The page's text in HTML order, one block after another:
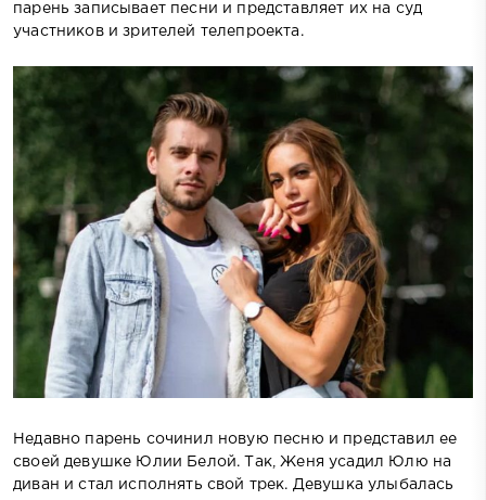
парень записывает песни и представляет их на суд
участников и зрителей телепроекта.
Недавно парень сочинил новую песню и представил ее
своей девушке Юлии Белой. Так, Женя усадил Юлю на
диван и стал исполнять свой трек. Девушка улыбалась